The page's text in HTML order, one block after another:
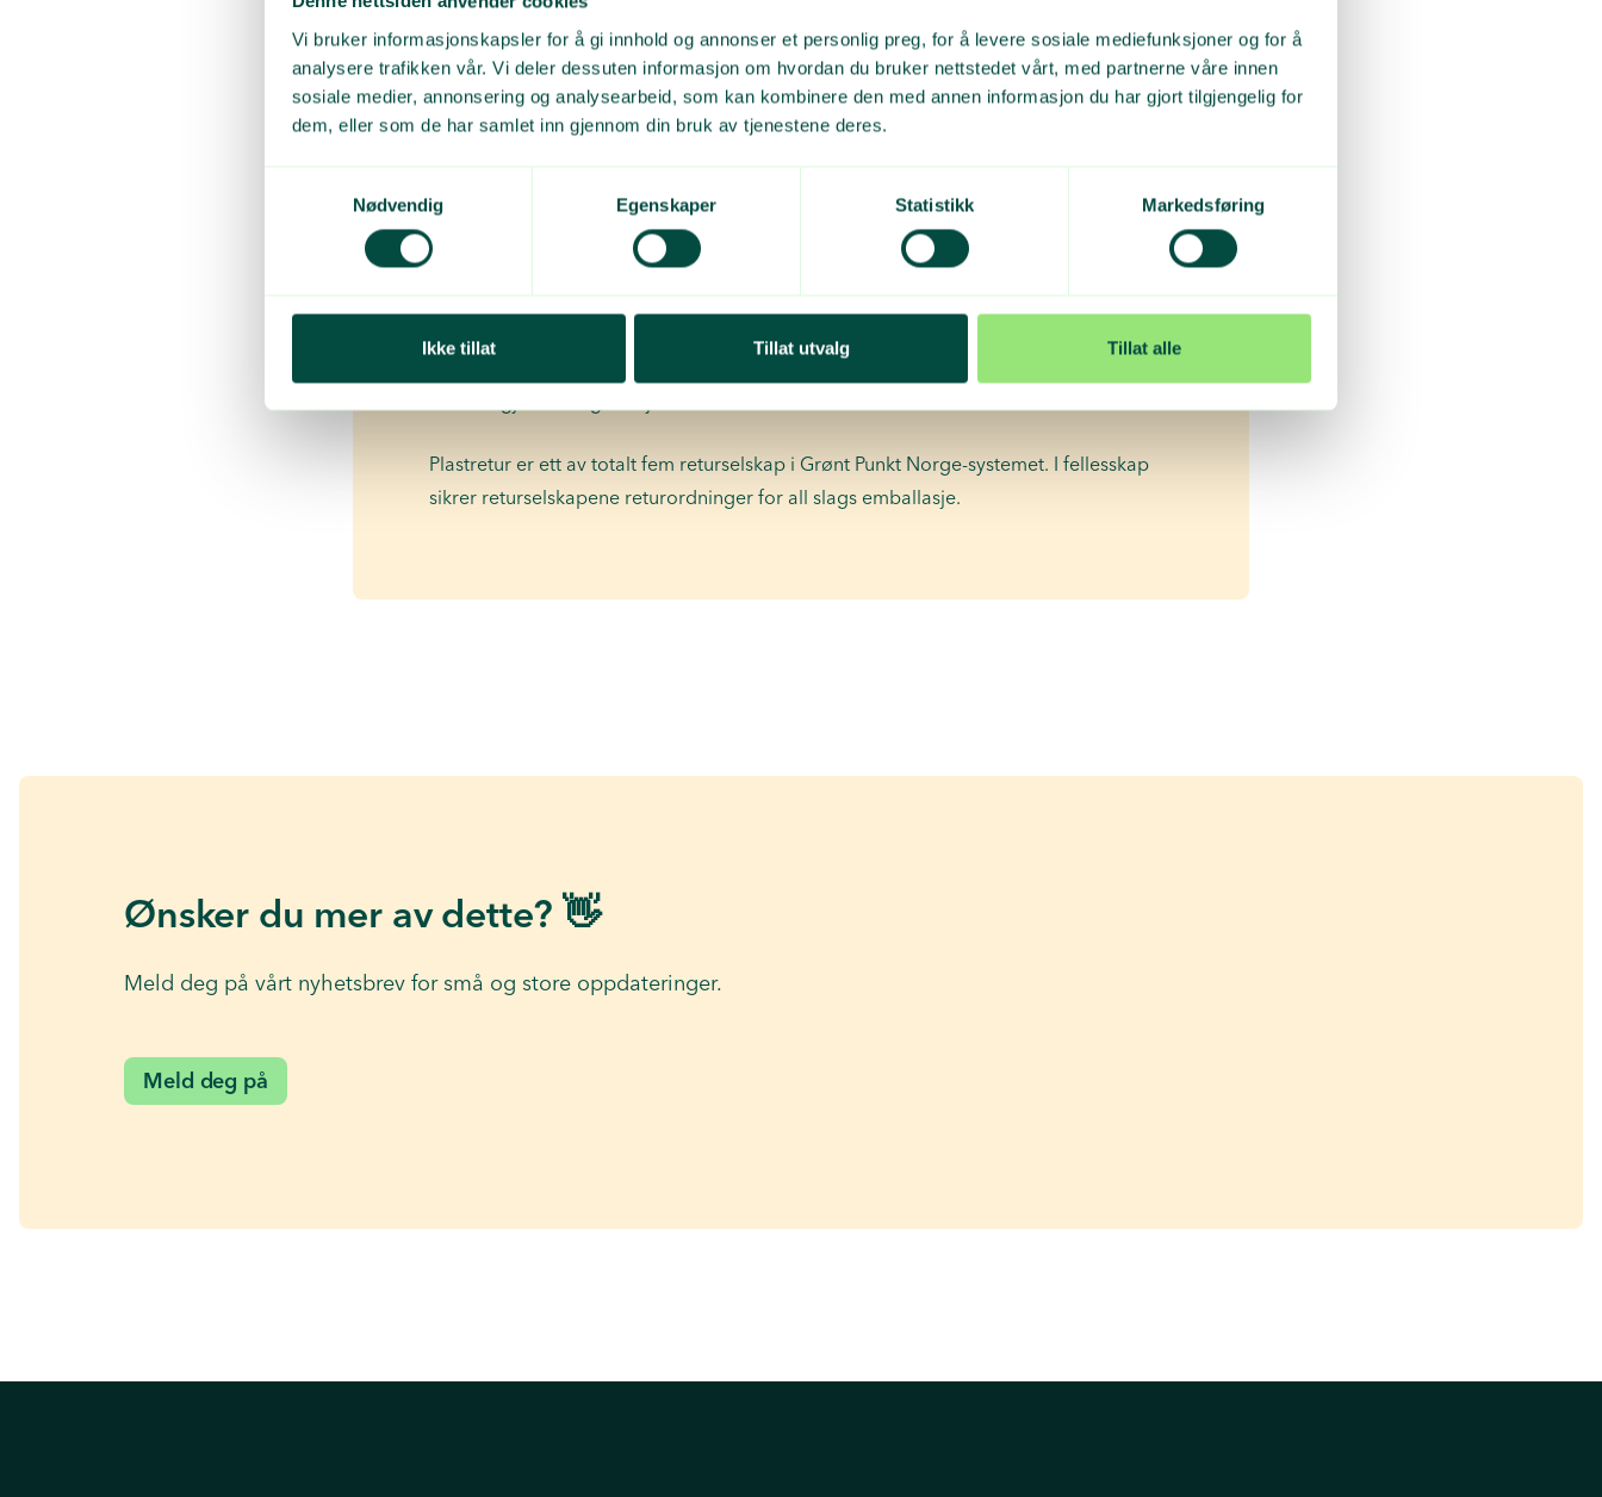
Vi bruker informasjonskapsler for å gi innhold og annonser et personlig preg, for å levere sosiale mediefunksjoner og for å
analysere trafikken vår. Vi deler dessuten informasjon om hvordan du bruker nettstedet vårt, med partnerne våre innen
sosiale medier, annonsering og analysearbeid, som kan kombinere den med annen informasjon du har gjort tilgjengelig for
dem, eller som de har samlet inn gjennom din bruk av tjenestene deres.
Nødvendig
Egenskaper Statistikk Markedsføring
Ikke tillat Tillat utvalg Tillat alle
Plastretur sitt retursystem for husholdningsplast
Det utgjør 337 av landets kommuner.
Plastretur har sørget for innsamling og gjenvinning av plastemballasje siden 1995.
I april hvert år rapporterer selskapet sine resultater til Miljødirektoratet. Rapporten
Plastretur er ett av totalt fem returselskap i Grønt Punkt Norge-systemet. I fellesskap
sikrer returselskapene returordninger for all slags emballasje.
Ønsker du mer av dette? 👋
Meld deg på vårt nyhetsbrev for små og store oppdateringer.
Meld deg på